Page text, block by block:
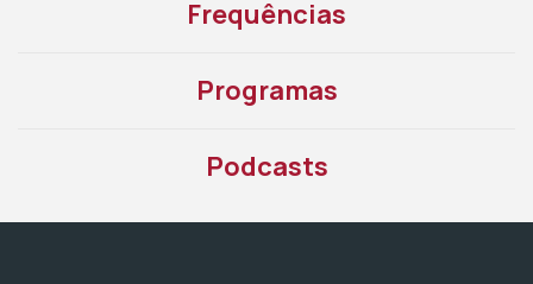
Frequências
Programas
Podcasts